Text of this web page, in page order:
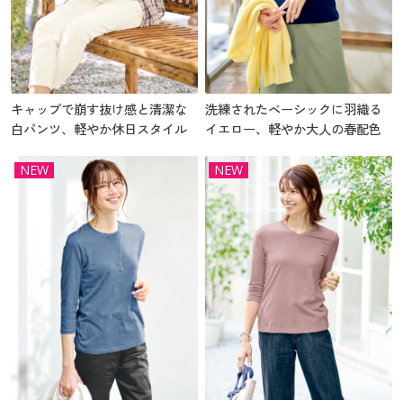
キャップで崩す抜け感と清潔な
白パンツ、軽やか休日スタイル
洗練されたベーシックに羽織る
イエロー、軽やか大人の春配色
NEW NEW